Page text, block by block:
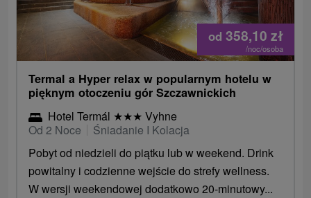
od 358,10 zł
/noc/osoba
Termal a Hyper relax w popularnym hotelu w
pięknym otoczeniu gór Szczawnickich
Hotel Termál ★★★ Vyhne
Od 2 Noce
Śniadanie I Kolacja
Pobyt od niedzieli do piątku lub w weekend. Drink
powitalny i codzienne wejście do strefy wellness.
W wersji weekendowej dodatkowo 20-minutowy...